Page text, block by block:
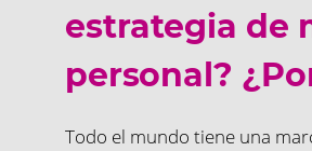
estrategia de
personal?
Todo el mundo tiene una